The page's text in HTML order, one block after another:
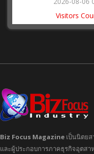
Visitors
Biz Focus Magazine เป็นนิตย
และผู้ประกอบการภาคธุรกิจอุตสา